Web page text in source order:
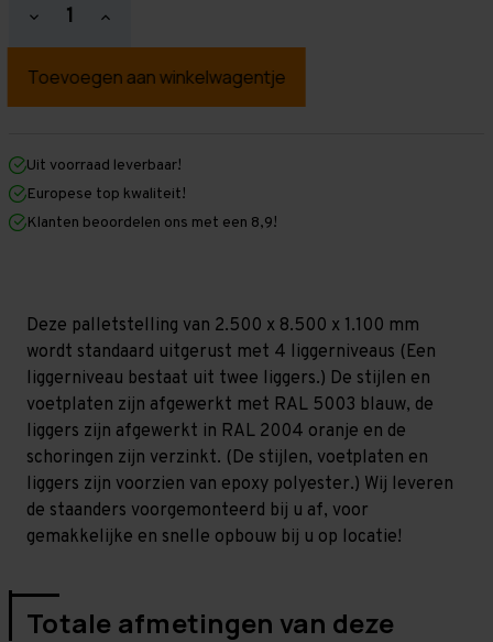
Hoeveelheid
verlagen
Palletstelling
mm
mm
x
1.100
mm
Middel
-
T100
Hoeveelheid
verhogen
Palletstelling
mm
mm
1.100
mm
Middel
-
T100
Uit voorraad leverbaar!
Europese top kwaliteit!
Klanten beoordelen ons met een 8,9!
Deze palletstelling van 2.500 x 8.500 x 1.100 mm
wordt standaard uitgerust met 4 liggerniveaus (Een
liggerniveau bestaat uit twee liggers.) De stijlen en
voetplaten zijn afgewerkt met RAL 5003 blauw, de
liggers zijn afgewerkt in RAL 2004 oranje en de
schoringen zijn verzinkt. (De stijlen, voetplaten en
liggers zijn voorzien van epoxy polyester.) Wij leveren
de staanders voorgemonteerd bij u af, voor
gemakkelijke en snelle opbouw bij u op locatie!
Totale afmetingen van deze